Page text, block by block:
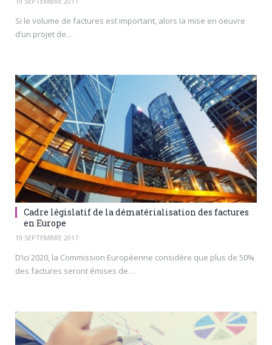
Si le volume de factures est important, alors la mise en oeuvre
d’un projet de…
Cadre législatif de la dématérialisation des factures
en Europe
19 SEPTEMBRE 2017
D’ici 2020, la Commission Européenne considère que plus de 50%
des factures seront émises de…